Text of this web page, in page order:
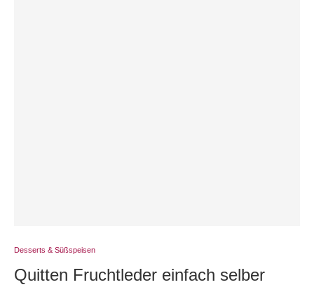
Desserts & Süßspeisen
Quitten Fruchtleder einfach selber